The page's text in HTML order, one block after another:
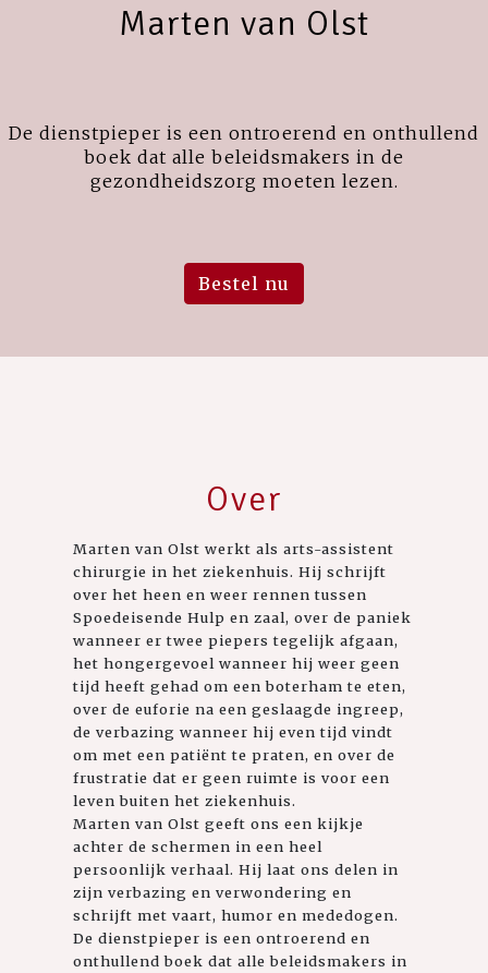
Marten van Olst
De dienstpieper is een ontroerend en onthullend
boek dat alle beleidsmakers in de
gezondheidszorg moeten lezen.
Bestel nu
Over
Marten van Olst werkt als arts-assistent
chirurgie in het ziekenhuis. Hij schrijft
over het heen en weer rennen tussen
Spoedeisende Hulp en zaal, over de paniek
wanneer er twee piepers tegelijk afgaan,
het hongergevoel wanneer hij weer geen
tijd heeft gehad om een boterham te eten,
over de euforie na een geslaagde ingreep,
de verbazing wanneer hij even tijd vindt
om met een patiënt te praten, en over de
frustratie dat er geen ruimte is voor een
leven buiten het ziekenhuis.
Marten van Olst geeft ons een kijkje
achter de schermen in een heel
persoonlijk verhaal. Hij laat ons delen in
zijn verbazing en verwondering en
schrijft met vaart, humor en mededogen.
De dienstpieper is een ontroerend en
onthullend boek dat alle beleidsmakers in